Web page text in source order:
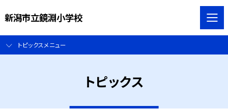
新潟市立鏡淵小学校
トピックスメニュー
トピックス